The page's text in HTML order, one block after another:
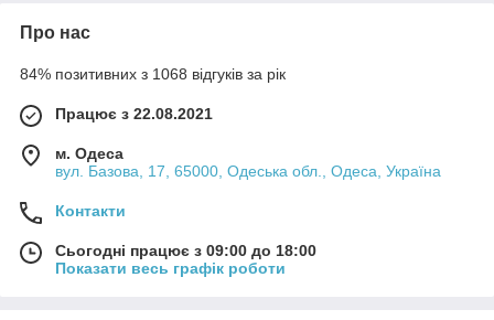
Про нас
84% позитивних з 1068 відгуків за рік
Працює з 22.08.2021
м. Одеса
вул. Базова, 17, 65000, Одеська обл., Одеса, Україна
Контакти
Сьогодні працює з 09:00 до 18:00
Показати весь графік роботи